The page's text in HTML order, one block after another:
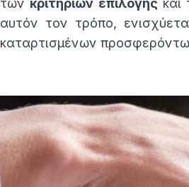
αυτόν τον τρόπο,
καταρτισμένων